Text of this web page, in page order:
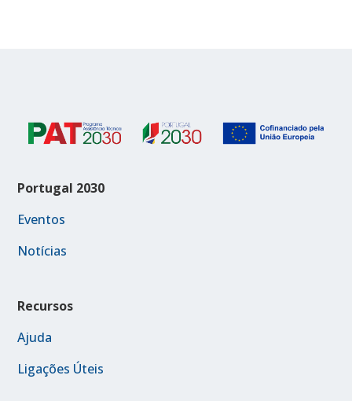
Portugal 2030
Eventos
Notícias
Recursos
Ajuda
Ligações Úteis